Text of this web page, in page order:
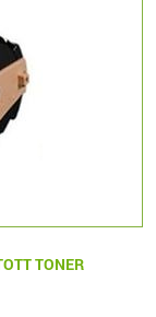
TONER